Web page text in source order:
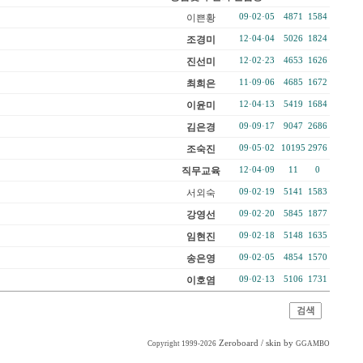
이쁜황 09·02·05 4871 1584
조경미 12·04·04 5026 1824
진선미 12·02·23 4653 1626
최희은 11·09·06 4685 1672
이윤미 12·04·13 5419 1684
김은경 09·09·17 9047 2686
조숙진 09·05·02 10195 2976
직무교육 12·04·09 11 0
서외숙 09·02·19 5141 1583
강영선 09·02·20 5845 1877
임현진 09·02·18 5148 1635
송은영 09·02·05 4854 1570
이호염 09·02·13 5106 1731
Copyright 1999-2026 Zeroboard / skin by GGAMBO